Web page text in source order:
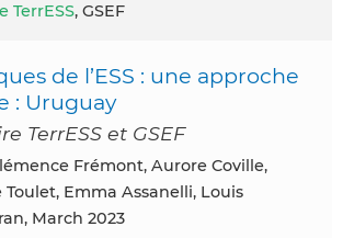
TerrESS, GSEF
de l’ESS : une approche
: Uruguay
TerrESS et GSEF
Toulet, Emma Assanelli, Louis
March 2023